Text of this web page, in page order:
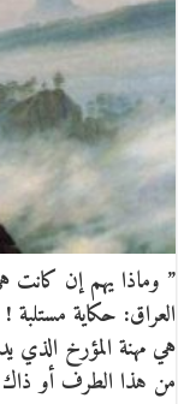
” وماذا يهم إن كانت هي
العراق: حكاية مستلبة
هي مهنة المؤرخ الذي
من هذا الطرف أو